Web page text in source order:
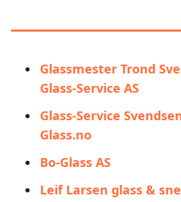
Glassmester Trond
Glass-Service AS
Glass-Service
Glass.no
Bo-Glass AS
Leif Larsen glass &